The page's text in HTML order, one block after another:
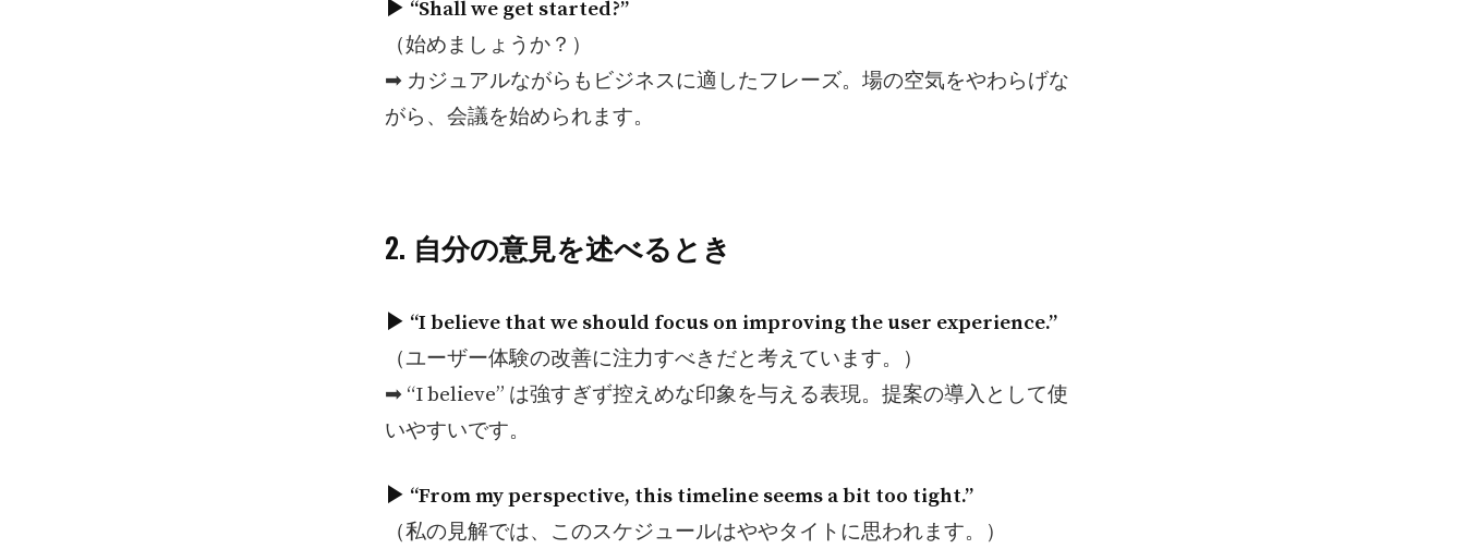
▶︎ “Shall we get started?”
（始めましょうか？）
➡︎ カジュアルながらもビジネスに適したフレーズ。場の空気をやわらげな
がら、会議を始められます。
2. 自分の意見を述べるとき
▶︎ “I believe that we should focus on improving the user experience.”
（ユーザー体験の改善に注力すべきだと考えています。）
➡︎ “I believe” は強すぎず控えめな印象を与える表現。提案の導入として使
いやすいです。
▶︎ “From my perspective, this timeline seems a bit too tight.”
（私の見解では、このスケジュールはややタイトに思われます。）